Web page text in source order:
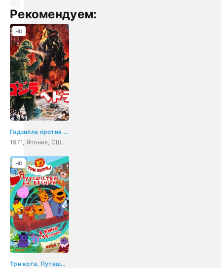
Рекомендуем:
Годзилла против Хедоры
1971, Япония, США, мультфильм, фантастика, боевик, триллер, семейный
HD
Три кота. Путешествие во времени
HD